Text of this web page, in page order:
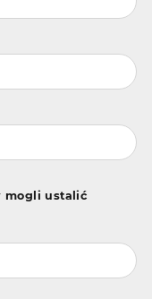
mogli ustalić